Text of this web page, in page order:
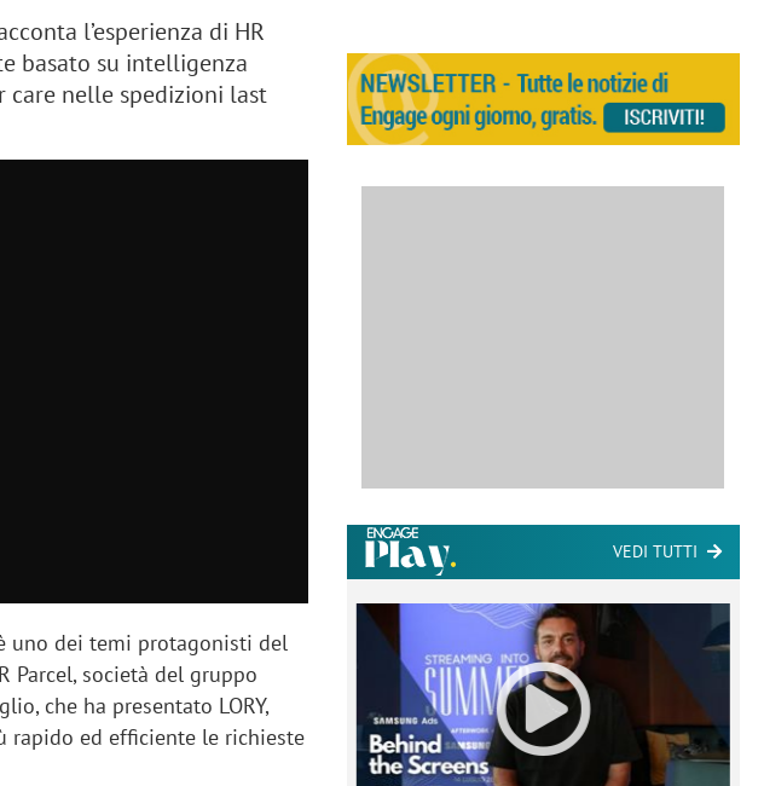
l’esperienza di HR
basato su intelligenza
nelle spedizioni last
uno dei temi protagonisti del
Parcel, società del gruppo
che ha presentato LORY,
rapido ed efficiente le richieste
VEDI TUTTI